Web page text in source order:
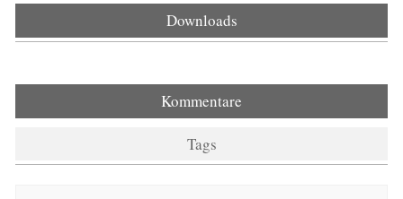
Downloads
Kommentare
Tags